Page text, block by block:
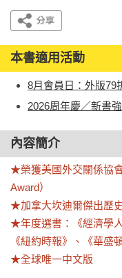
本書適用活動
8月會員日：外版79
2026周年慶／新書
內容簡介
★榮獲美國外交關係協
Award）
★加拿大坎迪爾傑出歷
★年度選書：《經濟學
《紐約時報》、《華盛
★全球唯一中文版